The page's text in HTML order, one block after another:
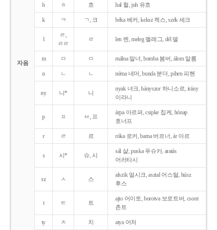
자음
h ㅎ 흐 hal 헐, juh 유흐
k ㅋ ㄱ, 크 béka 베커, keksz 켁스, szék 세크
l
ㄹ,
ㄹㄹ
ㄹ len 렌, meleg 멜레그, dél 델
m ㅁ ㅁ málna 말너, bomba 봄버, álom 알롬
n ㄴ ㄴ néma 네머, bunda 분더, pihen 피헨
ny 니* 니
nyak 녀크, hányszor 하니소르, irány
이라니
p ㅍ ㅂ, 프
árpa 아르퍼, csipke 칩케, hónap
호너프
r ㄹ 르 róka 로커, barna 버르너, ár 아르
s 시* 슈, 시
sál 샬, puska 푸슈카, aratás
어러타시
sz ㅅ 스
alszik 얼시크, asztal 어스털, húsz
후스
t ㅌ 트
ajto 어이토, borotva 보로트버, csont
촌트
ty ㅊ 치 atya 어처